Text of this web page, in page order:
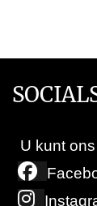
U kunt